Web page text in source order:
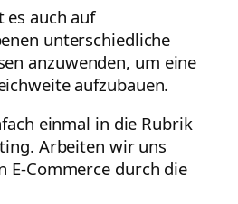
es auch auf
unterschiedliche
anzuwenden, um eine
aufzubauen.
einmal in die Rubrik
Arbeiten wir uns
E-Commerce durch die